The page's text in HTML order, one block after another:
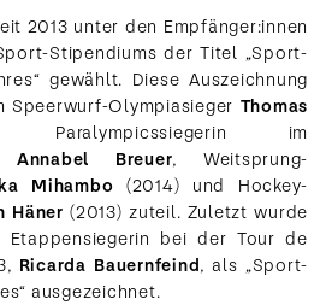
2013 unter den Empfänger:innen
Stipendiums der Titel „Sport-
gewählt. Diese Auszeichnung
Speerwurf-Olympiasieger Thomas
im
Annabel Breuer, Weitsprung-
Mihambo (2014) und Hockey-
Häner (2013) zuteil. Zuletzt wurde
Etappensiegerin bei der Tour de
Ricarda Bauernfeind, als „Sport-
ausgezeichnet.